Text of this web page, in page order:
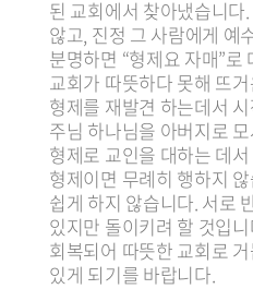
된 교회에서 찾아냈습니
않고, 진정 그 사람에게 예
분명하면 “형제요 자매”로
교회가 따뜻하다 못해 뜨
형제를 재발견 하는데서
주님 하나님을 아버지로
형제로 교인을 대하는 데
형제이면 무례히 행하지
쉽게 하지 않습니다. 서로
있지만 돌이키려 할 것입
회복되어 따뜻한 교회로
있게 되기를 바랍니다.